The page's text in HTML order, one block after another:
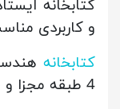
کتابخانه
و کاربردی
کتابخانه
4 طبقه مجزا و 5 قفسه است.